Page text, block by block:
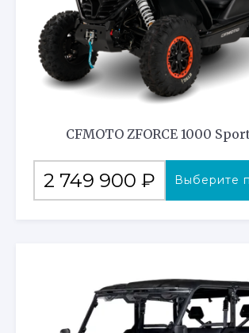
товара.
CFMOTO ZFORCE 1000
2 749 900 ₽ Выберите
Этот
Опции
можно
выбрать